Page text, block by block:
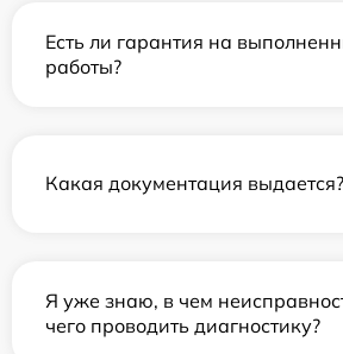
Есть ли гарантия на
работы?
Какая документация выдается?
Я уже знаю, в чем
чего проводить диагностику?